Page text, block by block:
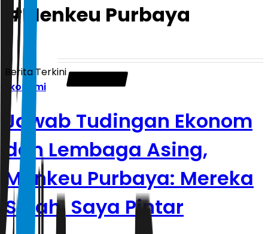
#Menkeu Purbaya
Berita Terkini
Ekonomi
Jawab Tudingan Ekonom
dan Lembaga Asing,
Menkeu Purbaya: Mereka
Salah, Saya Pintar